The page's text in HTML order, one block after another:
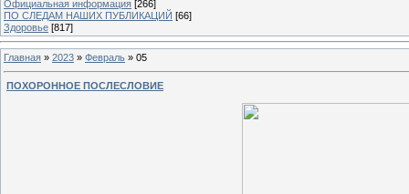
Официальная информация [266]
ПО СЛЕДАМ НАШИХ ПУБЛИКАЦИЙ [66]
Здоровье [817]
Главная » 2023 » Февраль » 05
ПОХОРОННОЕ ПОСЛЕСЛОВИЕ